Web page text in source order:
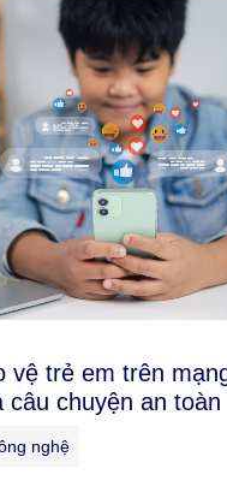
vệ trẻ em trên
câu chuyện an toàn
nghệ